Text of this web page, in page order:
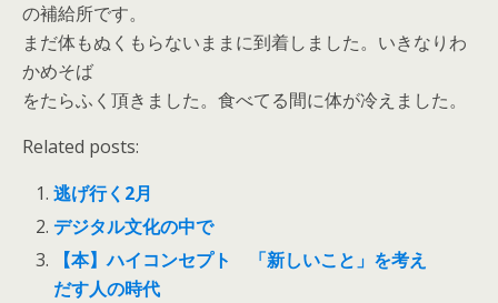
の補給所です。
まだ体もぬくもらないままに到着しました。いきなりわ
かめそば
をたらふく頂きました。食べてる間に体が冷えました。
Related posts:
逃げ行く2月
デジタル文化の中で
【本】ハイコンセプト 「新しいこと」を考え
だす人の時代